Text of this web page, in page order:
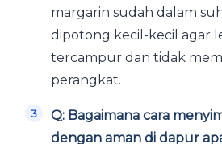
margarin sudah dalam
dipotong kecil-kecil agar
tercampur dan tidak
perangkat.
Q: Bagaimana cara
dengan aman di dapur